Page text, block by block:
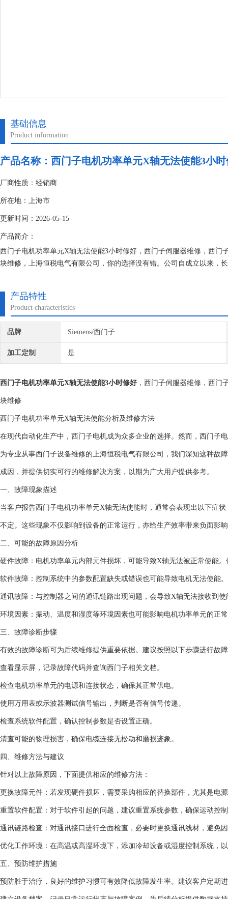
基础信息
Product information
产品名称： 西门子电机功率单元X轴无法使能3小
厂商性质：经销商
所在地：上海市
更新时间：2026-05-15
产品简介：
西门子电机功率单元X轴无法使能3小时修好，西门子伺服器维修，西门
块维修，上海恒税电气有限公司，你的选择没有错。公司自成立以来，
产品特性
Product characteristics
品牌 Siemens/西门子
加工定制 是
西门子电机功率单元X轴无法使能3小时修好 ，西门子伺服器维修，西门
块维修
西门子电机功率单元X轴无法使能分析及维修方法
在现代自动化生产中，西门子电机成为众多企业的选择。然而，西门子
为专业从事西门子设备维修的上海恒税电气有限公司，我们深知这种故
成因，并提供切实可行的维修解决方案，以期为广大用户提供参考。
一、故障现象描述
当客户报告西门子电机功率单元X轴无法使能时，通常会表现出以下症
不定。这些现象不仅影响到设备的正常运行，亦给生产效率带来负面影
二、可能的故障原因分析
硬件故障：电机功率单元内部元件损坏，可能导致X轴无法被正常使能
软件故障：控制系统中的参数配置缺失或错误也可能导致电机无法使能
通讯故障：与控制器之间的通讯链路出现问题，会导致X轴无法接收到
环境因素：振动、温度和湿度等环境因素也可能影响电机功率单元的正
三、故障诊断步骤
有效的故障诊断可为后续维修提供重要依据。建议按照以下步骤进行故
查看显示屏，记录故障代码并查询西门子相关文档。
检查电机功率单元的电源和连接状态，确保其正常供电。
使用万用表或示波器测试信号输出，判断是否有信号传递。
检查系统软件配置，确认控制参数是否设置正确。
清查可能的物理损害，确保电缆连接无松动和磨损迹象。
四、维修方法与建议
针对以上故障原因，下面提供相应的维修方法：
更换故障元件：若发现硬件损坏，需要采购相应的替换部件，尤其是电
重置软件配置：对于软件引起的问题，建议重置系统参数，确保运动控
通讯链路检查：对通讯接口进行全面检查，必要时更换通讯线材，避免
优化工作环境：在高温或高湿环境下，添加冷却设备或湿度控制系统，
五、预防维护措施
预防胜于治疗，良好的维护习惯可有效降低故障发生率。建议客户定期